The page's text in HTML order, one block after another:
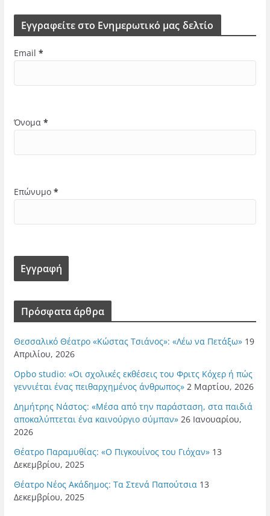
Εγγραφείτε στο Ενημερωτικό μας δελτίο
Email *
Όνομα *
Επώνυμο *
Πρόσφατα άρθρα
Θεσσαλικό Θέατρο «Κώστας Τσιάνος»: «Λέω να Πετάξω» 19
Απριλίου, 2026
Opbo studio: «Οι σχολικές εκθέσεις του Φριτς Κόχερ ή πώς
γεννιέται ένας πειθαρχημένος άνθρωπος» 2 Μαρτίου, 2026
Δημήτρης Νάστος: «Μέσα από την παράσταση, στα παιδιά
αποκαλύπτεται ένα καινούργιο σύμπαν» 26 Ιανουαρίου,
2026
Θέατρο Παραμυθίας: «Ο Πιγκουίνος του Γιόχαν» 13
Δεκεμβρίου, 2025
Θέατρο Νέος Ακάδημος: Τα Στενά Παπούτσια 13
Δεκεμβρίου, 2025